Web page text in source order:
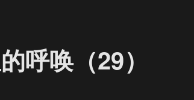
呼唤（29）